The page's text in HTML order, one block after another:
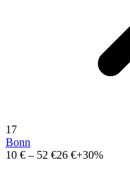
17
Bonn
10 € – 52 €26 €+30%